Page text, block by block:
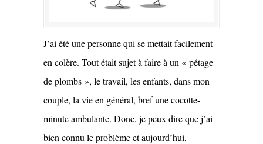
J’ai été une personne qui se mettait facilement
en colère. Tout était sujet à faire à un « pétage
de plombs », le travail, les enfants, dans mon
couple, la vie en général, bref une cocotte-
minute ambulante. Donc, je peux dire que j’ai
bien connu le problème et aujourd’hui,